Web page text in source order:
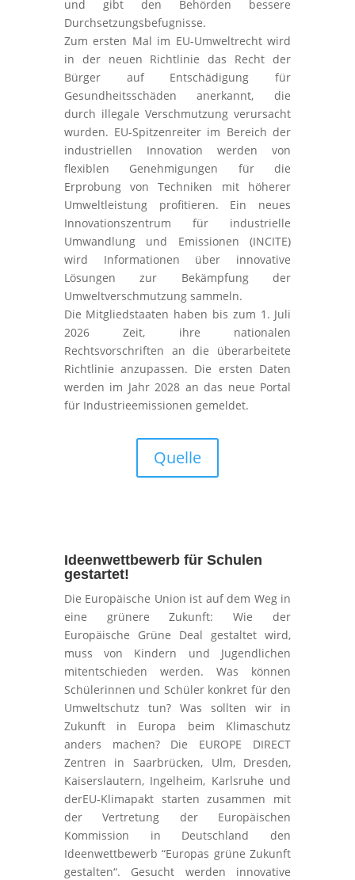
und gibt den Behörden bessere
Durchsetzungsbefugnisse.
Zum ersten Mal im EU-Umweltrecht wird
in der neuen Richtlinie das Recht der
Bürger auf Entschädigung für
Gesundheitsschäden anerkannt, die
durch illegale Verschmutzung verursacht
wurden. EU-Spitzenreiter im Bereich der
industriellen Innovation werden von
flexiblen Genehmigungen für die
Erprobung von Techniken mit höherer
Umweltleistung profitieren. Ein neues
Innovationszentrum für industrielle
Umwandlung und Emissionen (INCITE)
wird Informationen über innovative
Lösungen zur Bekämpfung der
Umweltverschmutzung sammeln.
Die Mitgliedstaaten haben bis zum 1. Juli
2026 Zeit, ihre nationalen
Rechtsvorschriften an die überarbeitete
Richtlinie anzupassen. Die ersten Daten
werden im Jahr 2028 an das neue Portal
für Industrieemissionen gemeldet.
Quelle
Ideenwettbewerb für Schulen
gestartet!
Die Europäische Union ist auf dem Weg in
eine grünere Zukunft: Wie der
Europäische Grüne Deal gestaltet wird,
muss von Kindern und Jugendlichen
mitentschieden werden. Was können
Schülerinnen und Schüler konkret für den
Umweltschutz tun? Was sollten wir in
Zukunft in Europa beim Klimaschutz
anders machen? Die EUROPE DIRECT
Zentren in Saarbrücken, Ulm, Dresden,
Kaiserslautern, Ingelheim, Karlsruhe und
derEU-Klimapakt starten zusammen mit
der Vertretung der Europäischen
Kommission in Deutschland den
Ideenwettbewerb “Europas grüne Zukunft
gestalten“. Gesucht werden innovative